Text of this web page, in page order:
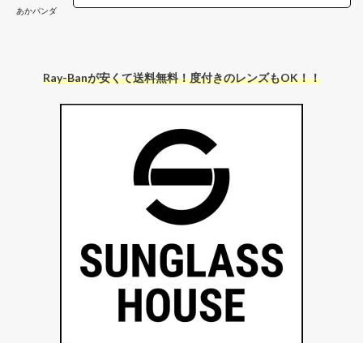
あかパンダ
Ray-Banが安くて送料無料！度付きのレンズもOK！！